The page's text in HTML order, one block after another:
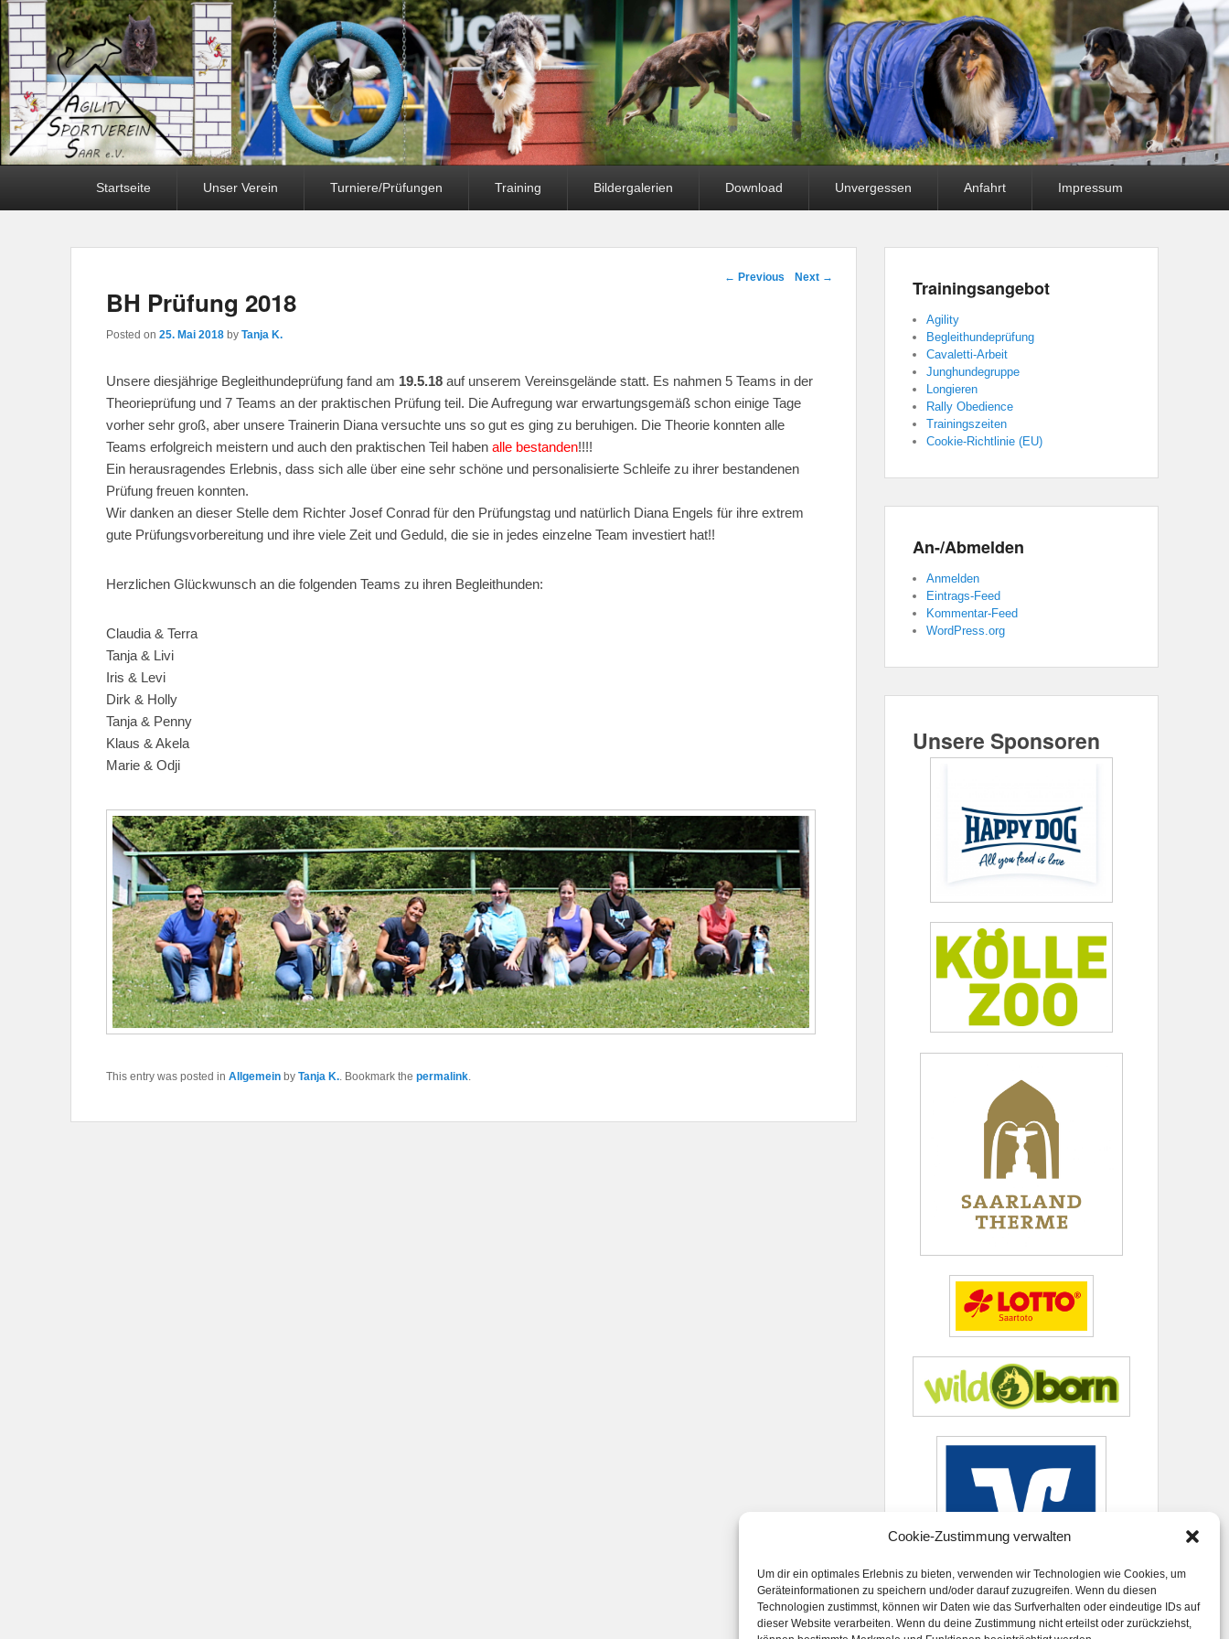
Cookie-Zustimmung verwalten
Um dir ein optimales Erlebnis zu bieten, verwenden wir Technologien wie Cookies, um
Geräteinformationen zu speichern und/oder darauf zuzugreifen. Wenn du diesen
Technologien zustimmst, können wir Daten wie das Surfverhalten oder eindeutige IDs auf
dieser Website verarbeiten. Wenn du deine Zustimmung nicht erteilst oder zurückziehst,
Startseite Unser Verein Turniere/Prüfungen Training Bildergalerien Download Unvergessen Anfahrt Impressum
Post navigation
← Previous Next →
BH Prüfung 2018
Posted on 25. Mai 2018 by Tanja K.
Unsere diesjährige Begleithundeprüfung fand am 19.5.18 auf unserem Vereinsgelände statt. Es nahmen 5 Teams in der
Theorieprüfung und 7 Teams an der praktischen Prüfung teil. Die Aufregung war erwartungsgemäß schon einige Tage
vorher sehr groß, aber unsere Trainerin Diana versuchte uns so gut es ging zu beruhigen. Die Theorie konnten alle
Teams erfolgreich meistern und auch den praktischen Teil haben alle bestanden!!!!
Ein herausragendes Erlebnis, dass sich alle über eine sehr schöne und personalisierte Schleife zu ihrer bestandenen
Prüfung freuen konnten.
Wir danken an dieser Stelle dem Richter Josef Conrad für den Prüfungstag und natürlich Diana Engels für ihre extrem
gute Prüfungsvorbereitung und ihre viele Zeit und Geduld, die sie in jedes einzelne Team investiert hat!!
Herzlichen Glückwunsch an die folgenden Teams zu ihren Begleithunden:
Claudia & Terra
Tanja & Livi
Iris & Levi
Dirk & Holly
Tanja & Penny
Klaus & Akela
Marie & Odji
This entry was posted in Allgemein by Tanja K. . Bookmark the permalink
Trainingsangebot
Agility
Begleithundeprüfung
Cavaletti-Arbeit
Junghundegruppe
Longieren
Rally Obedience
Trainingszeiten
Cookie-Richtlinie (EU)
An-/Abmelden
Anmelden
Eintrags-Feed
Kommentar-Feed
WordPress.org
Unsere Sponsoren